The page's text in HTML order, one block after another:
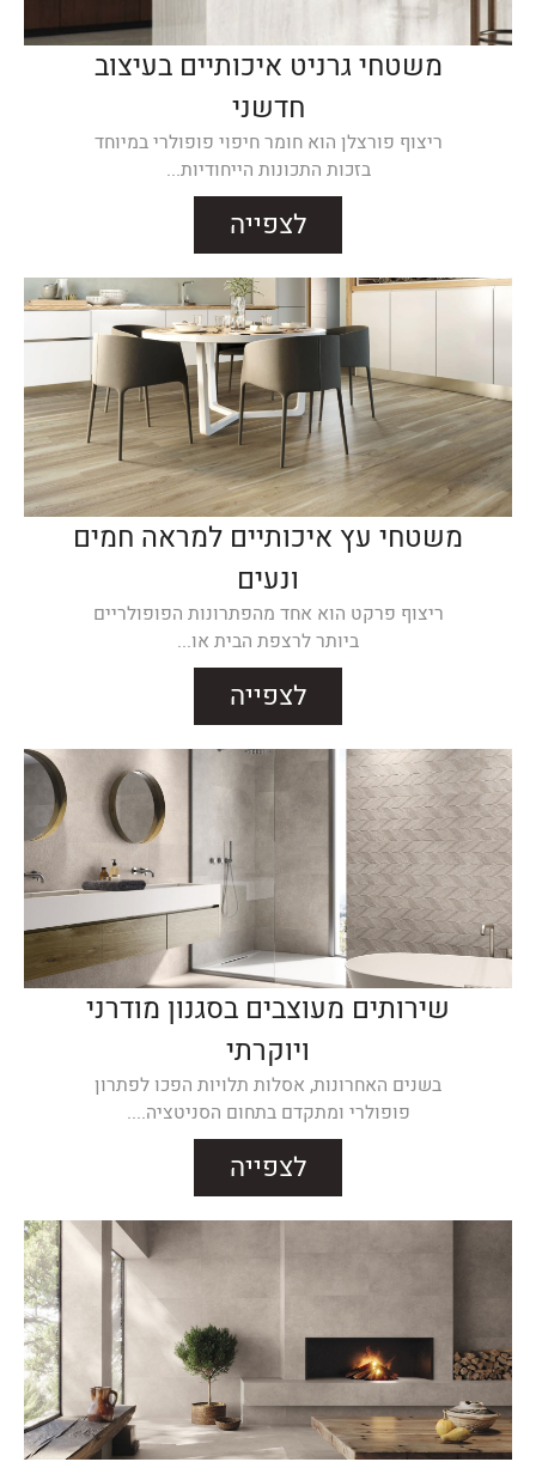
משטחי גרניט איכותיים בעיצוב
חדשני
ריצוף פורצלן הוא חומר חיפוי פופולרי במיוחד
בזכות התכונות הייחודיות...
לצפייה
משטחי עץ איכותיים למראה חמים
ונעים
ריצוף פרקט הוא אחד מהפתרונות הפופולריים
ביותר לרצפת הבית או...
לצפייה
שירותים מעוצבים בסגנון מודרני
ויוקרתי
בשנים האחרונות, אסלות תלויות הפכו לפתרון
פופולרי ומתקדם בתחום הסניטציה....
לצפייה